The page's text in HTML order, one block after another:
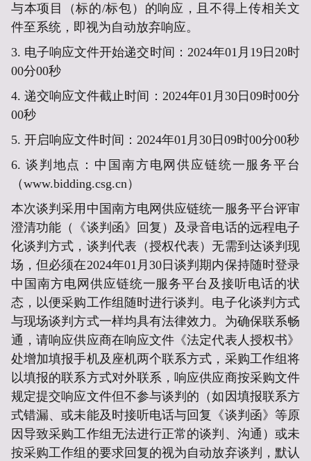
与本项目（标的/标包 ）的响应，且不得上传相关文
件至系统，即视为自动放弃响应。
3. 电子响应文件开始递交时间： 2024年01月19日20时
00分00秒
4. 递交响应文件截止时间： 2024年01月30日09时00分
00秒
5. 开启响应文件时间： 2024年01月30日09时00分00秒
6. 谈判地点： 中国南方电网供应链统一服务平台
（www.bidding.csg.cn）
本次谈判采用中国南方电网供应链统一服务平台评审
澄清功能（《谈判函》回复）及录音电话的远程电子
化谈判方式，谈判代表（授权代表）无需到达谈判现
场，但必须在2024年01月30日谈判期内保持随时登录
中国南方电网供应链统一服务平台 及接听电话的状
态，以便采购工作组随时进行谈判。电子化谈判方式
与现场谈判方式一样均具有法律效力。为确保联系畅
通，请响应供应商在响应文件《法定代表人授权书》
处增加填报手机及座机两个联系方式，采购工作组将
以填报的联系方式对外联系，响应供应商按采购文件
规定提交响应文件但不参与谈判的（如因填报联系方
式错漏、或未能及时接听电话与回复《谈判函》等原
因导致采购工作组无法进行正常的谈判、沟通）或未
按采购工作组的要求回复的视为自动放弃谈判，默认